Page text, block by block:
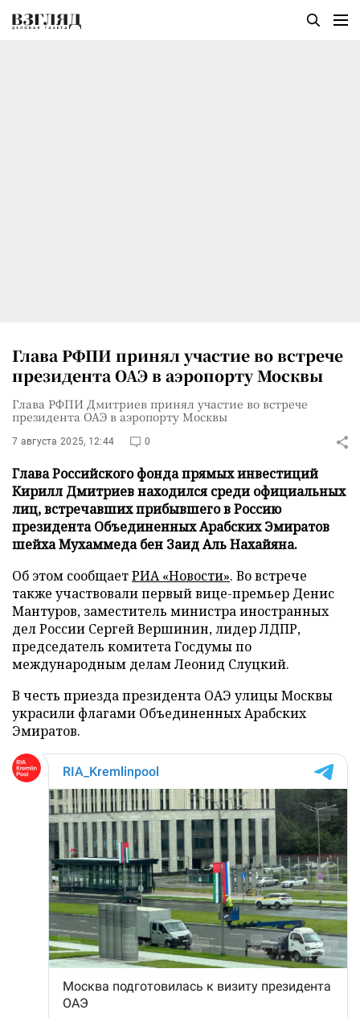
Глава РФПИ принял участие во встрече
президента ОАЭ в аэропорту Москвы
Глава РФПИ Дмитриев принял участие во встрече
президента ОАЭ в аэропорту Москвы
7 августа 2025, 12:44 0
Глава Российского фонда прямых инвестиций
Кирилл Дмитриев находился среди официальных
лиц, встречавших прибывшего в Россию
президента Объединенных Арабских Эмиратов
шейха Мухаммеда бен Заид Аль Нахайяна.
Об этом сообщаетРИА «Новости». Во встрече
также участвовали первый вице-премьер Денис
Мантуров, заместитель министра иностранных
дел России Сергей Вершинин, лидер ЛДПР,
председатель комитета Госдумы по
международным делам Леонид Слуцкий.
В честь приезда президента ОАЭ улицы Москвы
украсили флагами Объединенных Арабских
Эмиратов.